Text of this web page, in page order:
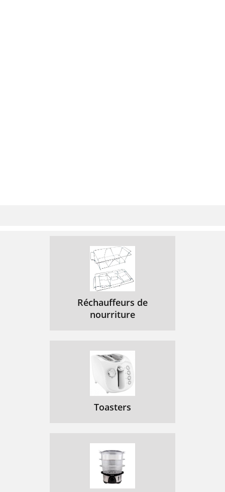
Réchauffeurs de
nourriture
Toasters